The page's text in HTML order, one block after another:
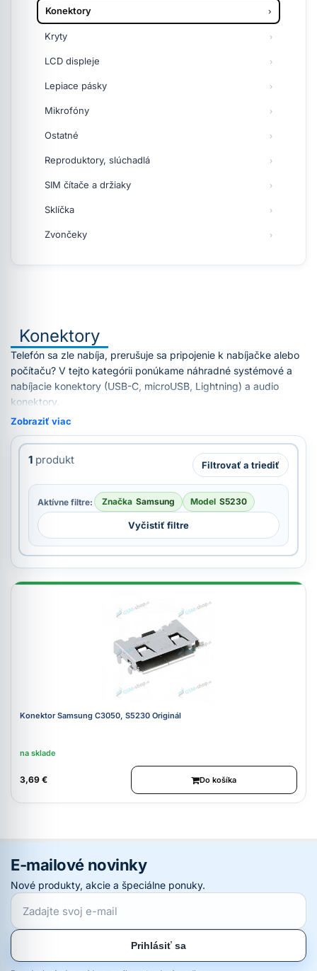
Konektory
Kryty
LCD displeje
Lepiace pásky
Mikrofóny
Ostatné
Reproduktory, slúchadlá
SIM čítače a držiaky
Sklíčka
Zvončeky
Konektory
Telefón sa zle nabíja, prerušuje sa pripojenie k nabíjačke alebo
počítaču? V tejto kategórii ponúkame náhradné systémové a
nabíjacie konektory (USB-C, microUSB, Lightning) a audio
konektory.
Zobraziť viac
1 produkt Filtrovať a triediť
Aktívne filtre: Značka Samsung Model S5230
Vyčistiť filtre
Konektor Samsung C3050, S5230 Originál
na sklade
3,69 € Do košíka
E-mailové novinky
Nové produkty, akcie a špeciálne ponuky.
Prihlásiť sa